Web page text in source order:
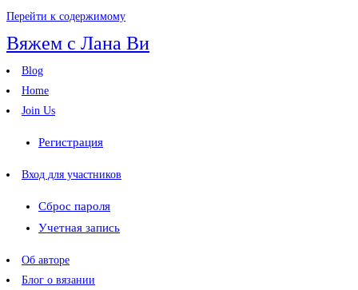
Перейти к содержимому
Вяжем с Лана Ви
Blog
Home
Join Us
Регистрация
Вход для участников
Сброс пароля
Учетная запись
Об авторе
Блог о вязании